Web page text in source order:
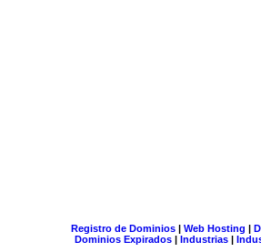
Registro de Dominios| Web Hosting |
Dominios Expirados | Industrias |